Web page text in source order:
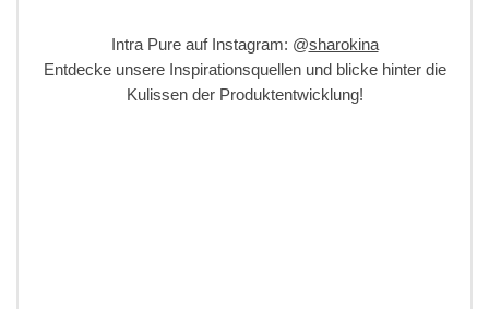
Intra Pure auf Instagram: @sharokina
Entdecke unsere Inspirationsquellen und blicke hinter die
Kulissen der Produktentwicklung!